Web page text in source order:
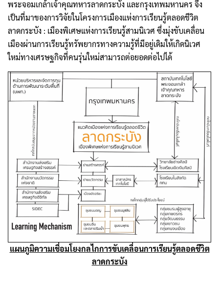
พระจอมเกล้าเจ้าคุณทหารลาดกระบัง และกรุงเทพมหานคร จึง
เป็นที่มาของการวิจัยในโครงการเมืองแห่งการเรียนรู้ตลอดชีวิต
ลาดกระบัง : เมืองพิเศษแห่งการเรียนรู้สามนิเวศ ซึ่งมุ่งขับเคลื่อน
เมืองผ่านการเรียนรู้ทรัพยากรทางความรู้ที่มีอยู่เดิมให้เกิดนิเวศ
ใหม่ทางเศรษฐกิจที่คนรุ่นใหม่สามารถต่อยอดต่อไปได้
แผนภูมิความเชื่อมโยงกลไกการขับเคลื่อนการเรียนรู้ตลอดชีวิต
ลาดกระบัง